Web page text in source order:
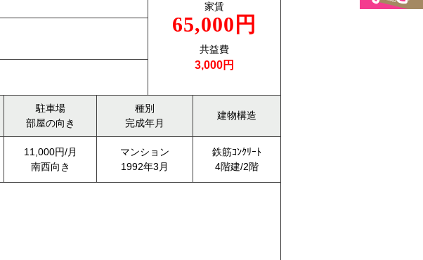
家賃
65,000円
共益費
3,000円
駐車場
部屋の向き
種別
完成年月
建物構造
11,000円/月
南西向き
マンション
1992年3月
鉄筋ｺﾝｸﾘｰﾄ
4階建/2階